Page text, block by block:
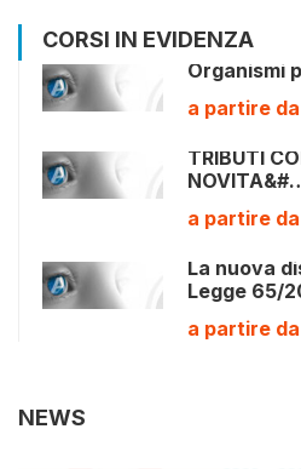
CORSI IN EVIDENZA
Organismi
a partire
TRIBUTI
a partire
La nuova
Legge 65/
a partire
NEWS